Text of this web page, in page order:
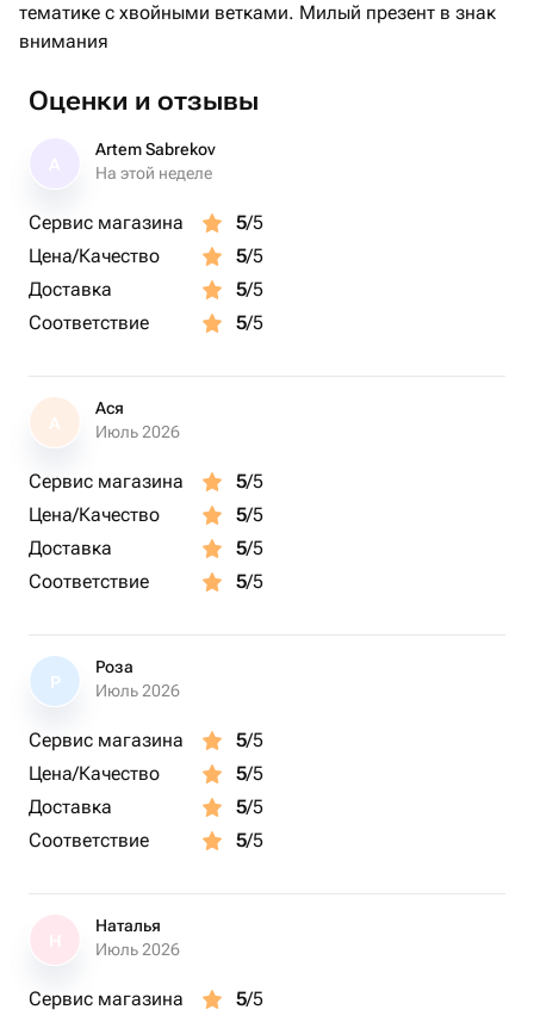
тематике с хвойными ветками. Милый презент в знак
внимания
Оценки и отзывы
Artem Sabrekov
На этой неделе
Сервис магазина 5/5
Цена/Качество
5/5
Доставка
5/5
Соответствие
5/5
А
Ася
Июль 2026
Сервис магазина 5/5
Цена/Качество
5/5
Доставка
5/5
Соответствие
5/5
Р
Роза
Июль 2026
Сервис магазина 5/5
Цена/Качество
5/5
Доставка
5/5
Соответствие
5/5
Наталья
Июль 2026
Сервис магазина 5/5